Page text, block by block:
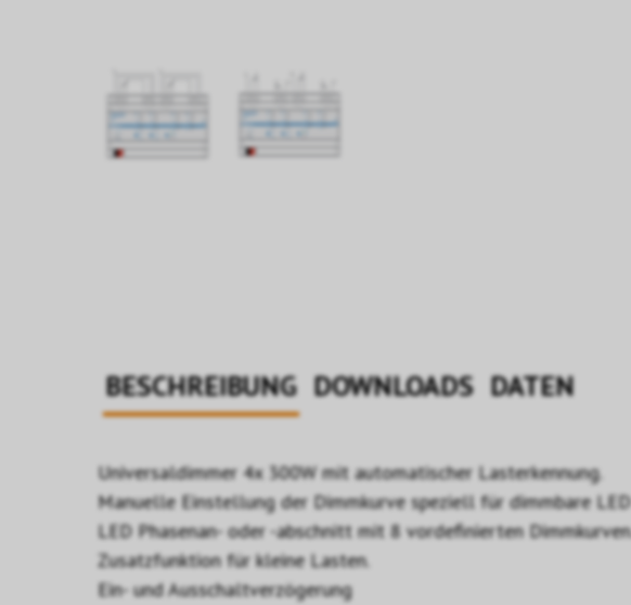
BESCHREIBUNG DOWNLOADS DATEN
Universaldimmer 4x 300W mit automatischer Lasterkennung.
Manuelle Einstellung der Dimmkurve speziell für dimmbare
LED Phasenan- oder -abschnitt mit 8 vordefinierten
Zusatzfunktion für kleine Lasten.
Ein- und Ausschaltverzögerung